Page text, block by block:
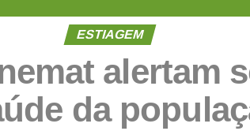
ESTIAGEM
alertam
da